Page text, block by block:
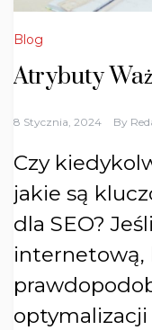
Blog
Atrybuty
8 Stycznia, 2024 By
Czy
jakie są
dla SEO?
internetową,